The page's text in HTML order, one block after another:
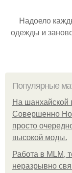
Надоело
одежды и
Популярные
На шанхайской
Совершенно
просто
высокой моды.
Работа в MLM,
неразрывно